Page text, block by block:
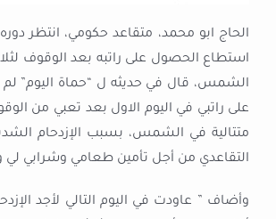
الحاج ابو محمد، متقاعد حكومي، انتظر
استطاع الحصول على راتبه بعد الوقوف
الشمس، قال في حديثه ل “حماة اليوم”
على راتبي في اليوم الاول بعد تعبي من
متتالية في الشمس، بسبب الإزدحام
التقاعدي من أجل تأمين طعامي وشرابي لي
وأضاف ” عاودت في اليوم التالي لأجد